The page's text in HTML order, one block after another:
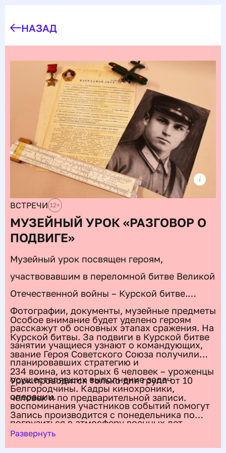
НАЗАД
ВСТРЕЧИ 12+
МУЗЕЙНЫЙ УРОК «РАЗГОВОР О
ПОДВИГЕ»
Музейный урок посвящен героям,
участвовавшим в переломной битве Великой
Отечественной войны – Курской битве.
Фотографии, документы, музейные предметы
расскажут об основных этапах сражения. На
занятии учащиеся узнают о командующих,
планировавших стратегию и
осуществлявших выполнение задач
операции.
Особое внимание будет уделено героям
Курской битвы. За подвиги в Курской битве
звание Героя Советского Союза получили
234 воина, из которых 6 человек – уроженцы
Белгородчины. Кадры кинохроники,
воспоминания участников событий помогут
погрузиться в атмосферу военных лет.
Урок проводится только для групп от 10
человек и по предварительной записи.
Запись производится с понедельника по
пятницу с 9:00 до 18:00 по телефону: +7 (910)
030-06-50.
Развернуть